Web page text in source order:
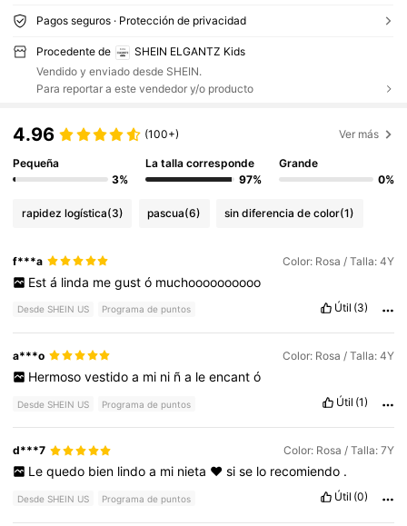
Pagos seguros · Protección de privacidad
Procedente de
SHEIN ELGANTZ Kids
Vendido y enviado desde SHEIN.
Para reportar a este vendedor y/o producto
4.96 (100+) Ver más
Pequeña
3%
La talla corresponde
97%
Grande
0%
rapidez logística(3) pascua(6) sin diferencia de color(1)
f***a Color: Rosa / Talla: 4Y
Est á linda me gust ó muchoooooooooo
Desde SHEIN US Programa de puntos Útil (3)
a***o Color: Rosa / Talla: 4Y
Hermoso vestido a mi ni ñ a le encant ó
Desde SHEIN US Programa de puntos Útil (1)
d***7 Color: Rosa / Talla: 7Y
Le quedo bien lindo a mi nieta ❤️ si se lo recomiendo .
Desde SHEIN US Programa de puntos Útil (0)